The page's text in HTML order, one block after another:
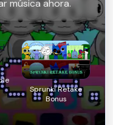
música ahora.
Sprunki Retake
Bonus